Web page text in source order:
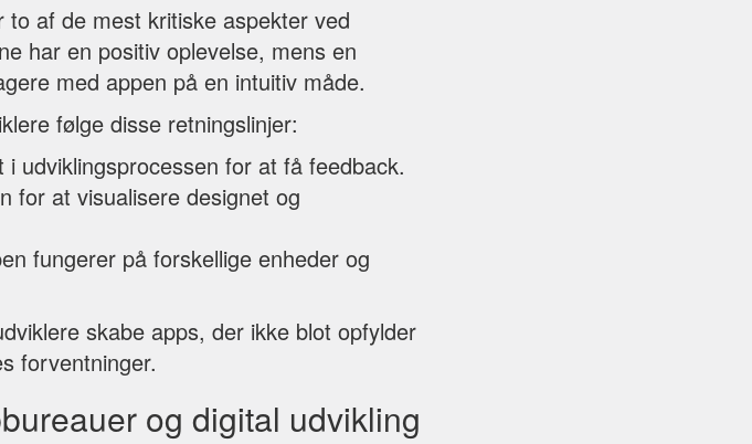
af de mest kritiske aspekter ved
har en positiv oplevelse, mens en
med appen på en intuitiv måde.
følge disse retningslinjer:
udviklingsprocessen for at få feedback.
for at visualisere designet og
fungerer på forskellige enheder og
skabe apps, der ikke blot opfylder
forventninger.
og digital udvikling